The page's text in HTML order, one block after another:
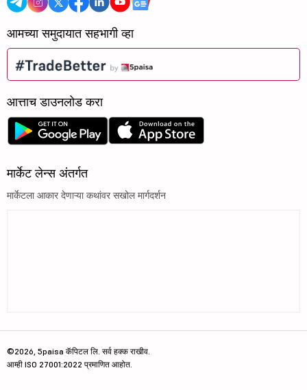
आमच्या समुदायात सहभागी व्हा
आत्ताच डाउनलोड करा
मार्केट लेन्स अंतर्गत
मार्केटला आकार देणाऱ्या कथांवर सखोल मार्गदर्शन
©2026, 5paisa कॅपिटल लि. सर्व हक्क राखीव.
आम्ही ISO 27001:2022 प्रमाणित आहोत.